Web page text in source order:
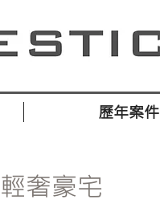
歷年案件
奢豪宅